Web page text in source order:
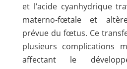
et l’acide cyanhydrique
materno-fœtale et
prévue du fœtus. Ce
plusieurs complications
affectant le